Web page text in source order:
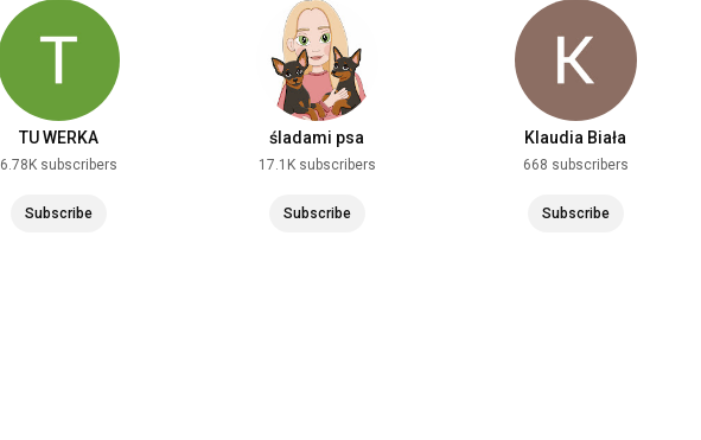
TU WERKA
6.78K subscribers
Subscribe
śladami psa
17.1K subscribers
Subscribe
Klaudia Biała
668 subscribers
Subscribe